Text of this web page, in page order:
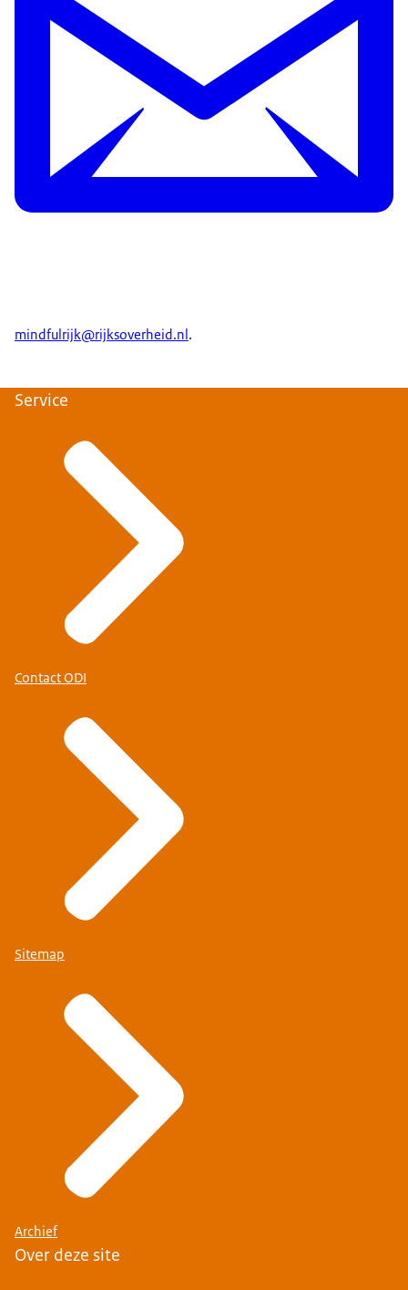
mindfulrijk@rijksoverheid.nl.
Service
Contact ODI
Sitemap
Archief
Over deze site